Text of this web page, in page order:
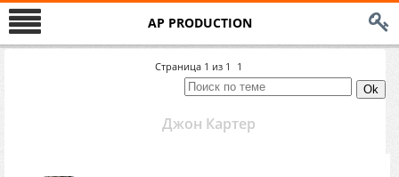
AP PRODUCTION
Страница 1 из 1 1
Джон Картер